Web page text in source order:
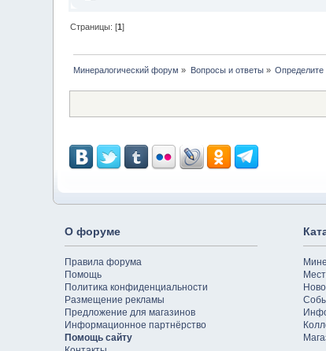
Страницы: [1]
Минералогический форум » Вопросы и ответы» Определите
О форуме
Правила форума
Помощь
Политика конфиденциальности
Размещение рекламы
Предложение для магазинов
Информационное партнёрство
Помощь сайту